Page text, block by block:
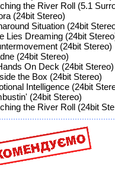
the River Roll (5.1
(24bit Stereo)
Situation (24bit
Lies Dreaming (24bit
(24bit Stereo)
(24bit Stereo)
On Deck (24bit Stereo)
the Box (24bit Stereo)
Intelligence (24bit
(24bit Stereo)
the River Roll (24bit